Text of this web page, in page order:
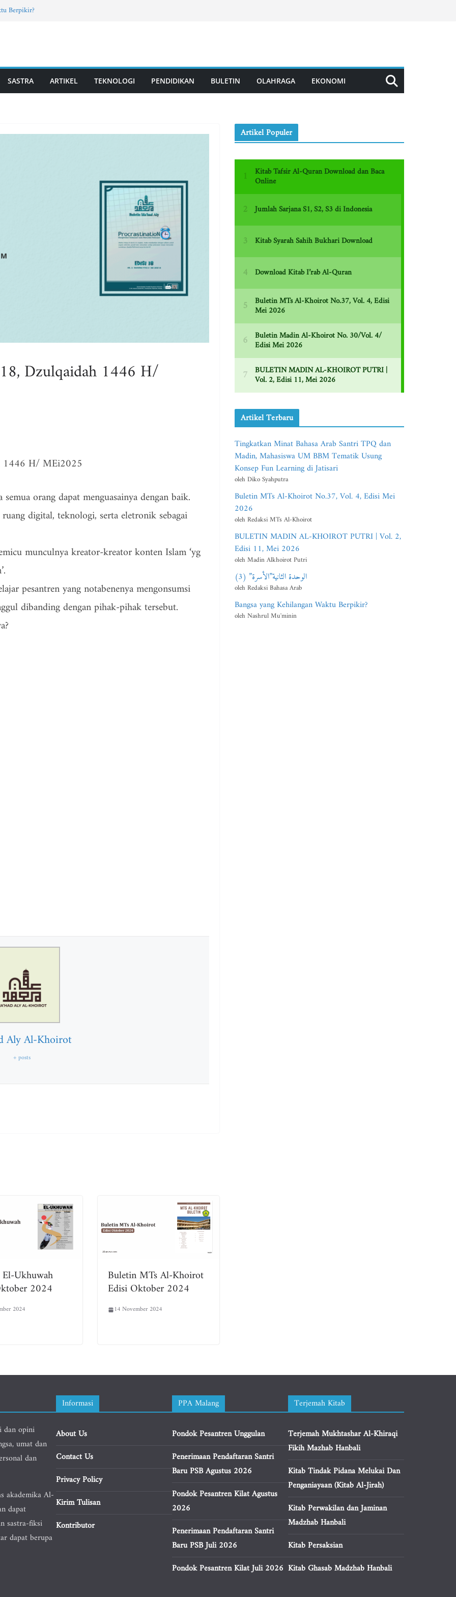
Berpikir?
Vol. 4, Edisi Mei 2026
PUTRI | Vol. 2, Edisi 11, Mei 2026
SASTRA ARTIKEL TEKNOLOGI PENDIDIKAN BULETIN OLAHRAGA EKONOMI
Dzulqaidah 1446 H/
1446 H/ MEi2025
orang dapat menguasainya dengan baik.
digital, teknologi, serta eletronik sebagai
munculnya kreator-kreator konten Islam ‘yg
pesantren yang notabenenya mengonsumsi
dibanding dengan pihak-pihak tersebut.
Aly Al-Khoirot
+ posts
Ukhuwah
2024
2024
Buletin MTs Al-Khoirot
Edisi Oktober 2024
14 November 2024
Artikel Populer
Artikel Terbaru
Tingkatkan Minat Bahasa Arab Santri TPQ dan
Madin, Mahasiswa UM BBM Tematik Usung
Konsep Fun Learning di Jatisari
oleh Diko Syahputra
Buletin MTs Al-Khoirot No.37, Vol. 4, Edisi Mei
2026
oleh Redaksi MTs Al-Khoirot
BULETIN MADIN AL-KHOIROT PUTRI | Vol. 2,
Edisi 11, Mei 2026
oleh Madin Alkhoirot Putri
الوحدة الثانية”الأسرة” (3)
oleh Redaksi Bahasa Arab
Bangsa yang Kehilangan Waktu Berpikir?
oleh Nashrul Mu'minin
dan opini
umat dan
dan
akademika Al-
dapat
sastra-fiksi
dapat berupa
Informasi
About Us
Contact Us
Privacy Policy
Kirim Tulisan
Kontributor
PPA Malang
Pondok Pesantren Unggulan
Penerimaan Pendaftaran Santri
Baru PSB Agustus 2026
Pondok Pesantren Kilat Agustus
2026
Penerimaan Pendaftaran Santri
Baru PSB Juli 2026
Pondok Pesantren Kilat Juli 2026
Terjemah Kitab
Terjemah Mukhtashar Al-Khiraqi
Fikih Mazhab Hanbali
Kitab Tindak Pidana Melukai Dan
Penganiayaan (Kitab Al-Jirah)
Kitab Perwakilan dan Jaminan
Madzhab Hanbali
Kitab Persaksian
Kitab Ghasab Madzhab Hanbali